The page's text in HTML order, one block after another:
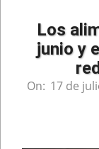
Los
junio y
On: 17 de